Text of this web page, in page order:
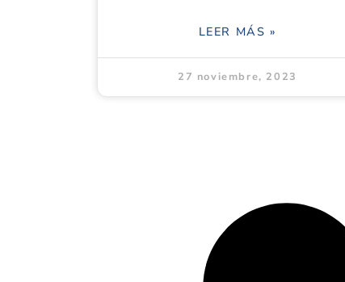
LEER MÁS »
27 noviembre, 2023